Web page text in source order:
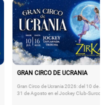
GRAN CIRCO DE UCRANIA
Gran Circo de Ucrania 2026: del 10 de
31 de Agosto en el Jockey Club-Surco